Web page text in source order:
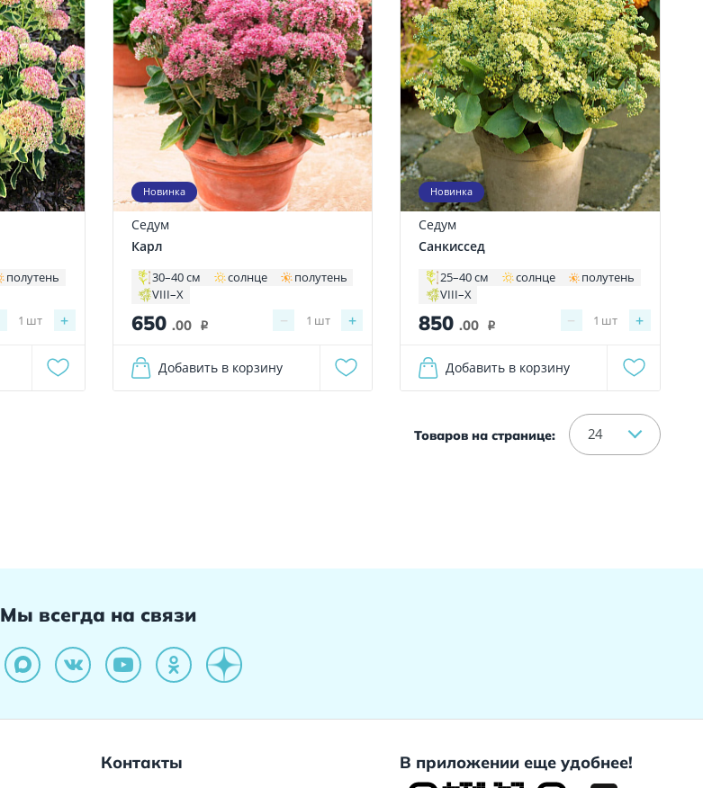
полутень
+
1 шт
Новинка
Седум
Карл
30–40 см солнце
полутень
VIII–X
650 .00 i − +
1 шт
Добавить в корзину
Новинка
Седум
Санкиссед
25–40 см солнце
полутень
VIII–X
850.00 i − +
1 шт
Добавить в корзину
Товаров на странице: 24
Мы всегда на связи
Контакты В приложении еще удобнее!